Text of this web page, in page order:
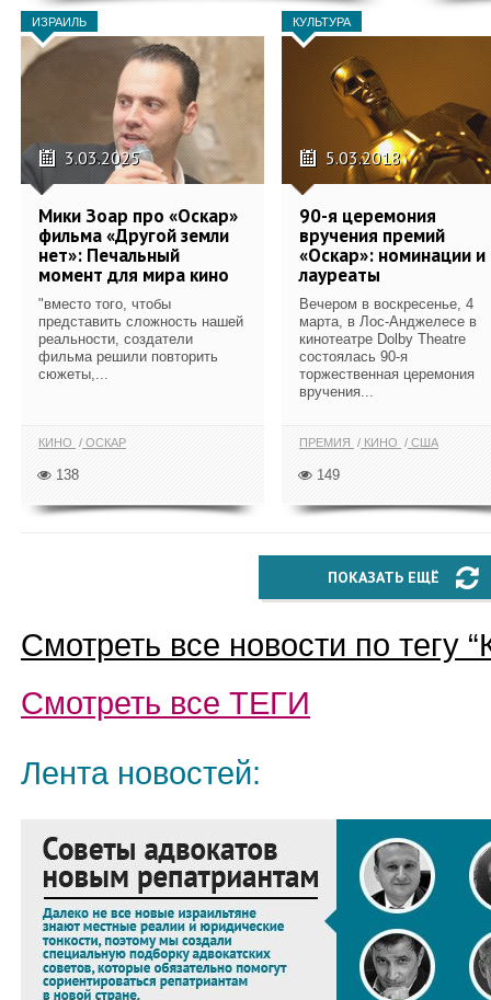
ИЗРАИЛЬ
3.03.2025
Мики Зоар про «Оскар»
фильма «Другой земли
нет»: Печальный
момент для мира кино
"вместо того, чтобы
представить сложность нашей
реальности, создатели
фильма решили повторить
сюжеты,...
КИНО ОСКАР
138
КУЛЬТУРА
5.03.2018
90-я церемония
вручения премий
«Оскар»: номинации и
лауреаты
Вечером в воскресенье, 4
марта, в Лос-Анджелесе в
кинотеатре Dolby Theatre
состоялась 90-я
торжественная церемония
вручения...
ПРЕМИЯ КИНО США
149
ПОКАЗАТЬ ЕЩЁ
Смотреть все новости по тегу “
Смотреть все ТЕГИ
Лента новостей: